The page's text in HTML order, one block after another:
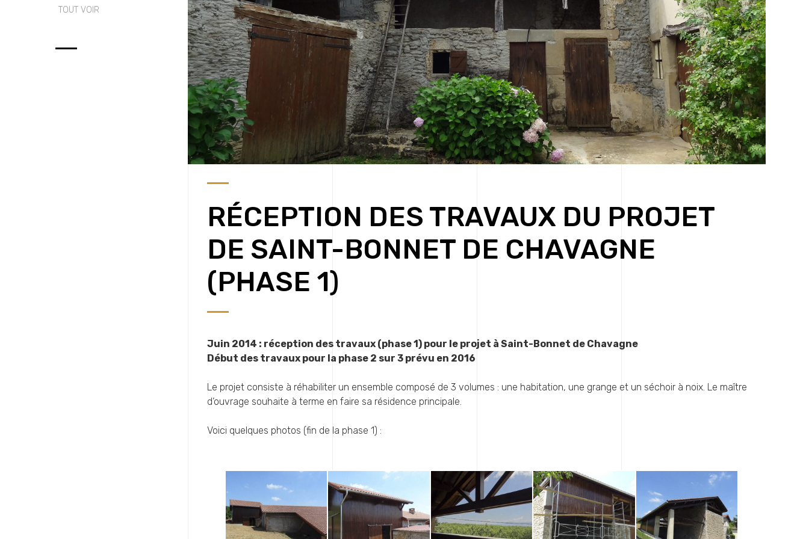
TOUT VOIR
RÉCEPTION DES TRAVAUX DU PROJET
DE SAINT-BONNET DE CHAVAGNE
(PHASE 1)
Juin 2014 : réception des travaux (phase 1) pour le projet à Saint-Bonnet de Chavagne
Début des travaux pour la phase 2 sur 3 prévu en 2016
Le projet consiste à réhabiliter un ensemble composé de 3 volumes : une habitation, une grange et un séchoir à noix. Le maître
d’ouvrage souhaite à terme en faire sa résidence principale.
Voici quelques photos (fin de la phase 1) :